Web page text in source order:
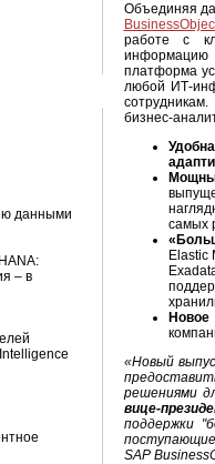
данными
– в
Объединяя
работе с
платформа
любой ИТ-
бизнес-
самых
Elastic
«Новый
решениями
вице-
поддержки
SAP